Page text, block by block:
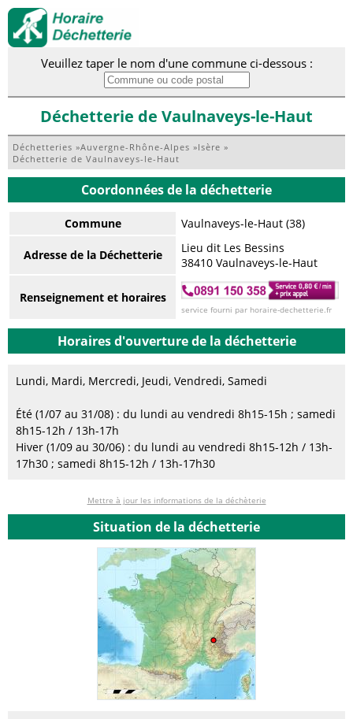
Veuillez taper le nom d'une commune ci-dessous :
Déchetterie de Vaulnaveys-le-Haut
Déchetteries »Auvergne-Rhône-Alpes »Isère »
Déchetterie de Vaulnaveys-le-Haut
Coordonnées de la déchetterie
Commune Vaulnaveys-le-Haut (38)
Adresse de la Déchetterie
Lieu dit Les Bessins
38410 Vaulnaveys-le-Haut
Renseignement et horaires
service fourni par horaire-dechetterie.fr
Horaires d'ouverture de la déchetterie
Lundi, Mardi, Mercredi, Jeudi, Vendredi, Samedi
Été (1/07 au 31/08) : du lundi au vendredi 8h15-15h ; samedi
8h15-12h / 13h-17h
Hiver (1/09 au 30/06) : du lundi au vendredi 8h15-12h / 13h-
17h30 ; samedi 8h15-12h / 13h-17h30
Mettre à jour les informations de la déchèterie
Situation de la déchetterie